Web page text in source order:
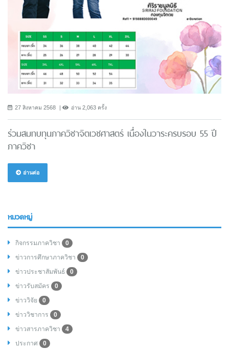
27 สิงหาคม 2568 อ่าน 2,063 ครั้ง
ร่วมสมทบทุนภาควิชาจิตเวชศาสตร์ เนื่องในวาระครบรอบ 55 ปี
ภาควิชา
อ่านต่อ
หมวดหมู่
กิจกรรมภาควิชา
0
ข่าวการศึกษาภาควิชา
0
ข่าวประชาสัมพันธ์
0
ข่าวรับสมัคร
0
ข่าววิจัย
0
ข่าววิชาการ
0
ข่าวสารภาควิชา
4
ประกาศ
0